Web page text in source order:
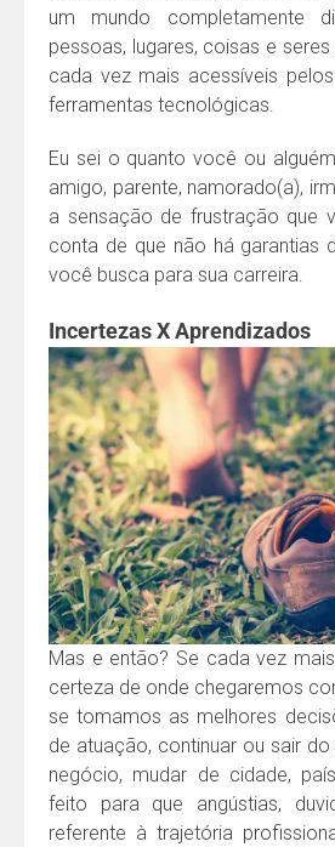
um mundo completamente
pessoas, lugares, coisas e
cada vez mais acessíveis
ferramentas tecnológicas.
Eu sei o quanto você ou
amigo, parente, namorado(a),
a sensação de frustração que
conta de que não há garantias
você busca para sua carreira.
Incertezas X Aprendizados
Mas e então? Se cada vez
certeza de onde chegaremos
se tomamos as melhores
de atuação, continuar ou sair
negócio, mudar de cidade,
feito para que angústias,
referente à trajetória